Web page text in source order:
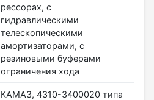
рессорах, с
гидравлическими
телескопическими
амортизаторами, с
резиновыми буферами
ограничения хода
КАМАЗ, 4310-3400020 типа